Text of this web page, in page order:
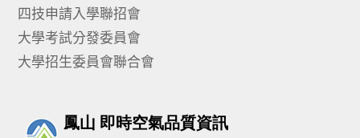
四技申請入學聯招會
大學考試分發委員會
大學招生委員會聯合會